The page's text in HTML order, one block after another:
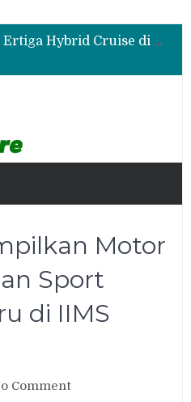
Suzuki Ertiga Hybrid Cruise di GIIAS 2026, MPV 7 Penumpang yang Tawarkan Efisiensi dan Kemewahan
Mitsubishi Fuso Dorong Armada Minim Downtime lewat VIP Fleet Training 2026
Suzuki Ertiga Hybrid Cruise di GIIAS 2026, MPV 7 Penumpang yang Tawarkan Efisiensi dan Kemewahan
Motor
Sport
di IIMS
Commenton